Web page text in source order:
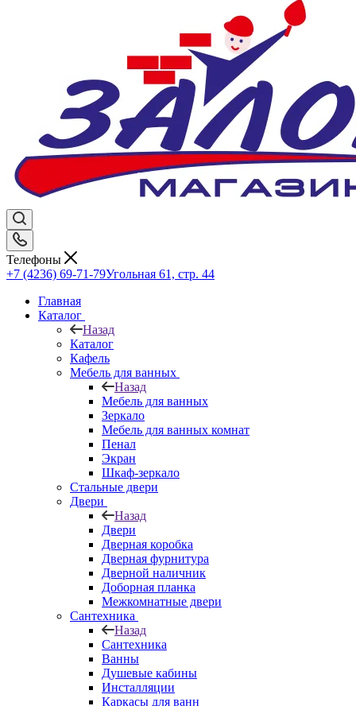
Телефоны
+7 (4236) 69-71-79Угольная 61, стр. 44
Главная
Каталог
Назад
Каталог
Кафель
Мебель для ванных
Назад
Мебель для ванных
Зеркало
Мебель для ванных комнат
Пенал
Экран
Шкаф-зеркало
Стальные двери
Двери
Назад
Двери
Дверная коробка
Дверная фурнитура
Дверной наличник
Доборная планка
Межкомнатные двери
Сантехника
Назад
Сантехника
Ванны
Душевые кабины
Инсталляции
Каркасы для ванн